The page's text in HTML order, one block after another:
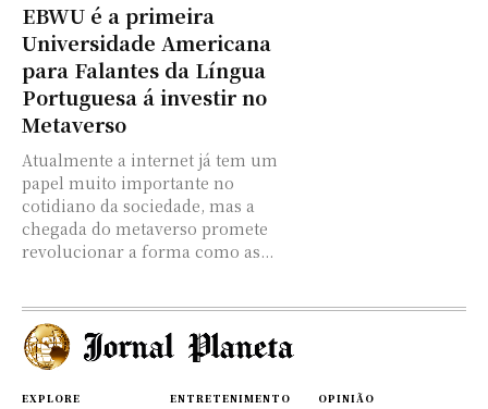
EBWU é a primeira
Universidade Americana
para Falantes da Língua
Portuguesa á investir no
Metaverso
Atualmente a internet já tem um
papel muito importante no
cotidiano da sociedade, mas a
chegada do metaverso promete
revolucionar a forma como as...
EXPLORE ENTRETENIMENTO OPINIÃO